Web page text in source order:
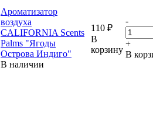
Ароматизатор
воздуха
CALIFORNIA Scents
Palms "Ягоды
Острова Индиго"
В наличии
110 ₽
В
корзину
-
+
В